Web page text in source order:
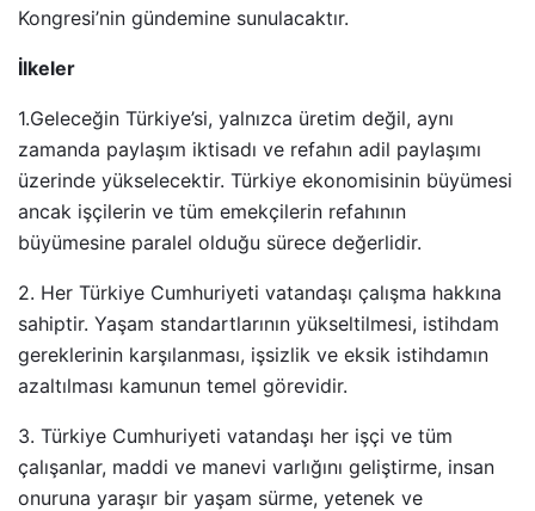
Kongresi’nin gündemine sunulacaktır.
İlkeler
1.Geleceğin Türkiye’si, yalnızca üretim değil, aynı
zamanda paylaşım iktisadı ve refahın adil paylaşımı
üzerinde yükselecektir. Türkiye ekonomisinin büyümesi
ancak işçilerin ve tüm emekçilerin refahının
büyümesine paralel olduğu sürece değerlidir.
2. Her Türkiye Cumhuriyeti vatandaşı çalışma hakkına
sahiptir. Yaşam standartlarının yükseltilmesi, istihdam
gereklerinin karşılanması, işsizlik ve eksik istihdamın
azaltılması kamunun temel görevidir.
3. Türkiye Cumhuriyeti vatandaşı her işçi ve tüm
çalışanlar, maddi ve manevi varlığını geliştirme, insan
onuruna yaraşır bir yaşam sürme, yetenek ve